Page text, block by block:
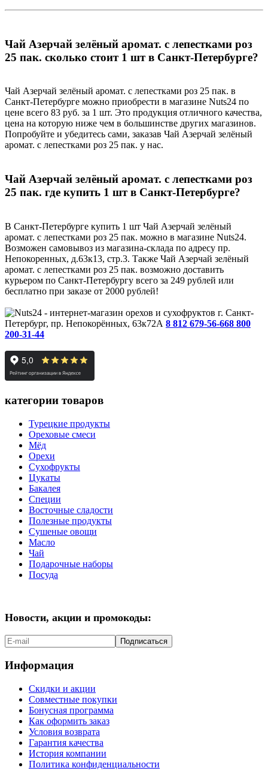
Чай Азерчай зелёный аромат. с лепестками роз
25 пак. сколько стоит 1 шт в Санкт-Петербурге?
Чай Азерчай зелёный аромат. с лепестками роз 25 пак. в
Санкт-Петербурге можно приобрести в магазине Nuts24 по
цене всего 83 руб. за 1 шт. Это продукция отличного качества,
цена на которую ниже чем в большинстве других магазинов.
Попробуйте и убедитесь сами, заказав Чай Азерчай зелёный
аромат. с лепестками роз 25 пак. у нас.
Чай Азерчай зелёный аромат. с лепестками роз
25 пак. где купить 1 шт в Санкт-Петербурге?
В Санкт-Петербурге купить 1 шт Чай Азерчай зелёный
аромат. с лепестками роз 25 пак. можно в магазине Nuts24.
Возможен самовывоз из магазина-склада по адресу пр.
Непокоренных, д.63к13, стр.3. Также Чай Азерчай зелёный
аромат. с лепестками роз 25 пак. возможно доставить
курьером по Санкт-Петербургу всего за 249 рублей или
бесплатно при заказе от 2000 рублей!
г. Санкт-
Петербург, пр. Непокорённых, 63к72А 8 812 679-56-668 800
200-31-44
категории товаров
Турецкие продукты
Ореховые смеси
Мёд
Орехи
Сухофрукты
Цукаты
Бакалея
Специи
Восточные сладости
Полезные продукты
Сушеные овощи
Масло
Чай
Подарочные наборы
Посуда
Новости, акции и промокоды:
Подписаться
Информация
Скидки и акции
Совместные покупки
Бонусная программа
Как оформить заказ
Условия возврата
Гарантия качества
История компании
Политика конфиденциальности